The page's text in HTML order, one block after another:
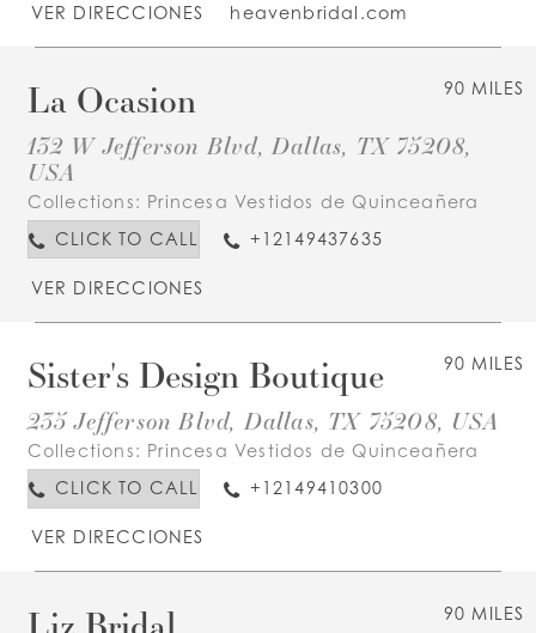
VER DIRECCIONES heavenbridal.com
90 MILES
La Ocasion
132 W Jefferson Blvd, Dallas, TX 75208,
USA
Collections: Princesa Vestidos de Quinceañera
CLICK TO CALL
+12149437635
VER DIRECCIONES
90 MILES
Sister's Design Boutique
235 Jefferson Blvd, Dallas, TX 75208, USA
Collections: Princesa Vestidos de Quinceañera
CLICK TO CALL
+12149410300
VER DIRECCIONES
90 MILES